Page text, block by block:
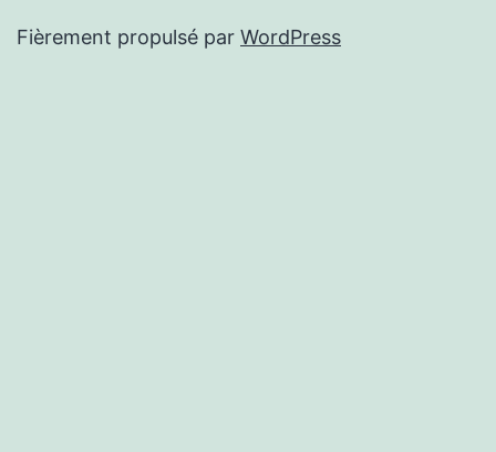
Fièrement propulsé par WordPress